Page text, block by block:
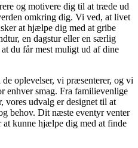
og motivere dig til at træde ud
omkring dig. Vi ved, at livet
at hjælpe dig med at gribe
en dagstur eller en særlig
du får mest muligt ud af dine
oplevelser, vi præsenterer, og vi
enhver smag. Fra familievenlige
vores udvalg er designet til at
behov. Dit næste eventyr venter
kunne hjælpe dig med at finde